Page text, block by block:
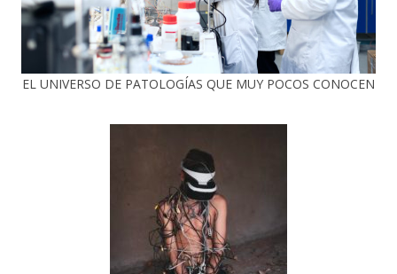
EL UNIVERSO DE PATOLOGÍAS QUE MUY POCOS CONOCEN